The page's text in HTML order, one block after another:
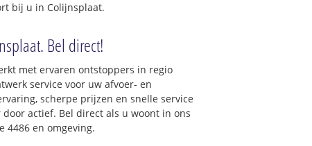
bij u in Colijnsplaat.
Bel direct!
met ervaren ontstoppers in regio
service voor uw afvoer- en
scherpe prijzen en snelle service
actief. Bel direct als u woont in ons
4486 en omgeving.